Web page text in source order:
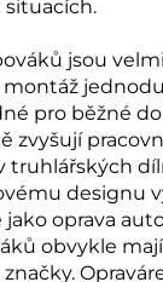
jsou
montáž
pro běžné
zvyšují
truhlářských
designu
oprava
obvykle